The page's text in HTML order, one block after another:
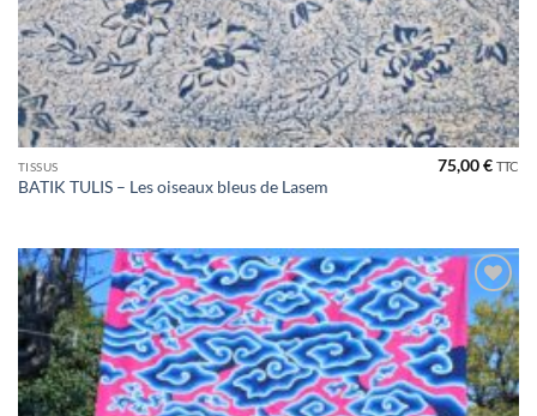
TISSUS
BATIK TULIS – Les oiseaux bleus de Lasem
75,00€ TTC
Ajouter
à la liste
de
souhaits